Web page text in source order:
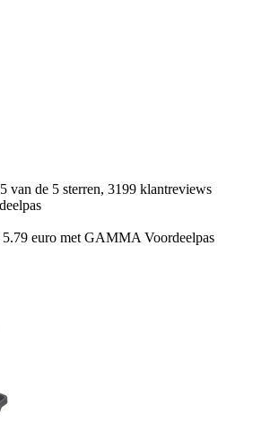
van de 5 sterren, 3199 klantreviews
euro met GAMMA Voordeelpas